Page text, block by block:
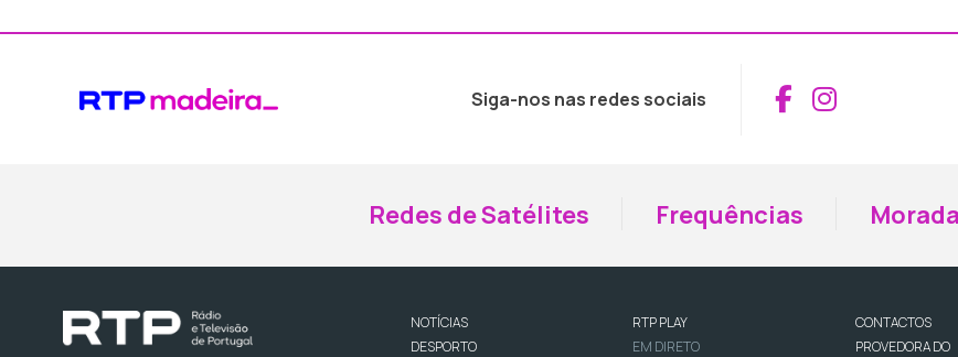
Siga-nos nas redes sociais Aceder ao
Aceder
Redes de Satélites Frequências
NOTÍCIAS
DESPORTO
RTP PLAY
EM DIRETO
CONTACTOS
PROVEDORA DO